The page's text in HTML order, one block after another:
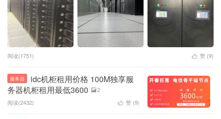
阅读(1751)  赞 (9)
服务器
idc机柜租用价格 100M独享服
务器机柜租用最低3600
2
阅读(2432)
 赞 (9)